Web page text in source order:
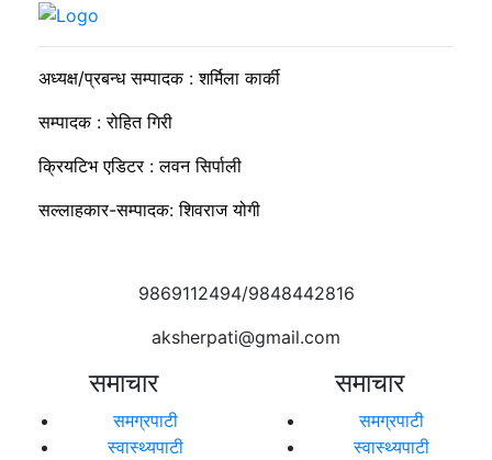
सुदीप्ता क्यान्सर सर्भाइभर र्याम्प शो : जीवनले मृत्युलाई जितेको उत्सव
अध्यक्ष/प्रबन्ध सम्पादक : शर्मिला कार्की
सम्पादक : रोहित गिरी
क्रियटिभ एडिटर : लवन सिर्पाली
सल्लाहकार-सम्पादक: शिवराज योगी
9869112494/9848442816
aksherpati@gmail.com
समाचार
समग्रपाटी
स्वास्थ्यपाटी
समाचार
समग्रपाटी
स्वास्थ्यपाटी